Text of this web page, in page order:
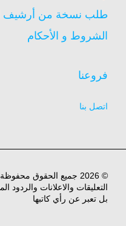
طلب نسخة من أرشيف
الشروط و الأحكام
فروعنا
اتصل بنا
© 2026 جميع الحقوق
التعليقات والاعلانات
بل تعبر عن رأي كاتبها